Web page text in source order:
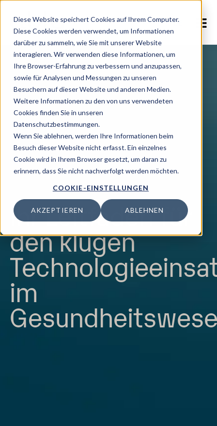
Diese Website speichert Cookies auf Ihrem Computer.
Diese Cookies werden verwendet, um Informationen
darüber zu sammeln, wie Sie mit unserer Website
interagieren. Wir verwenden diese Informationen, um
Ihre Browser-Erfahrung zu verbessern und anzupassen,
sowie für Analysen und Messungen zu unseren
Besuchern auf dieser Website und anderen Medien.
Weitere Informationen zu den von uns verwendeten
Cookies finden Sie in unseren
Datenschutzbestimmungen.
Wenn Sie ablehnen, werden Ihre Informationen beim
Besuch dieser Website nicht erfasst. Ein einzelnes
Cookie wird in Ihrem Browser gesetzt, um daran zu
erinnern, dass Sie nicht nachverfolgt werden möchten.
COOKIE-EINSTELLUNGEN
AKZEPTIEREN ABLEHNEN
DE
Ihr Leitfaden für
den klugen
im